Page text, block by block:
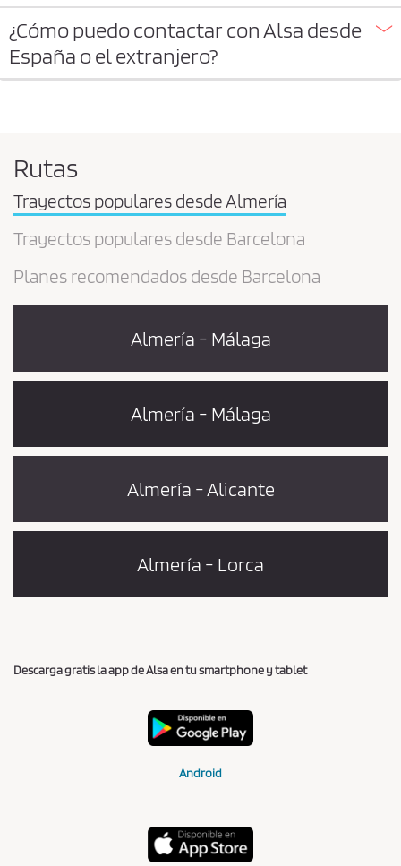
¿Cómo puedo contactar con Alsa desde
España o el extranjero?
Rutas
Trayectos populares desde Almería
Trayectos populares desde Barcelona
Planes recomendados desde Barcelona
Almería - Málaga
Almería - Málaga
Almería - Alicante
Almería - Lorca
Descarga gratis la app de Alsa en tu smartphone y tablet
Android